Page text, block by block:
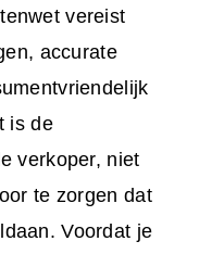
vereist
accurate
is de
verkoper, niet
te zorgen dat
Voordat je